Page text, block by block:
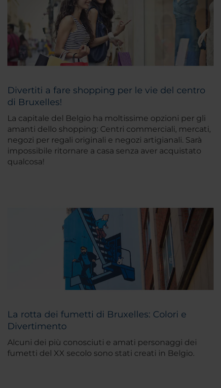
Divertiti a fare shopping per le vie del centro
di Bruxelles!
La capitale del Belgio ha moltissime opzioni per gli
amanti dello shopping: Centri commerciali, mercati,
negozi per regali originali e negozi artigianali. Sarà
impossibile ritornare a casa senza aver acquistato
qualcosa!
La rotta dei fumetti di Bruxelles: Colori e
Divertimento
Alcuni dei più conosciuti e amati personaggi dei
fumetti del XX secolo sono stati creati in Belgio.